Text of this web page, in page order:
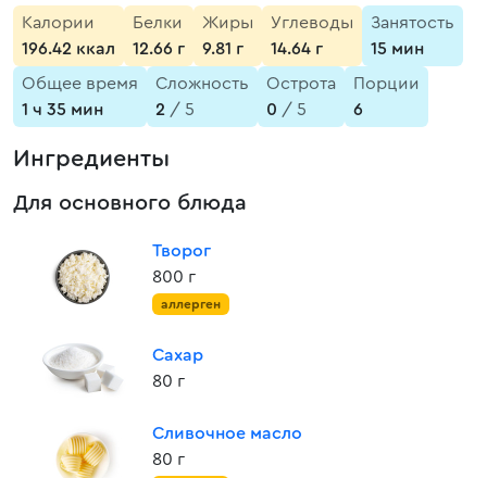
Калории
196.42 ккал
Белки
12.66 г
Жиры
9.81 г
Углеводы
14.64 г
Занятость
15 мин
Общее время
1 ч 35 мин
Сложность
2 / 5
Острота
0 / 5
Порции
6
Ингредиенты
Для основного блюда
Творог
800 г
аллерген
Сахар
80 г
Сливочное масло
80 г